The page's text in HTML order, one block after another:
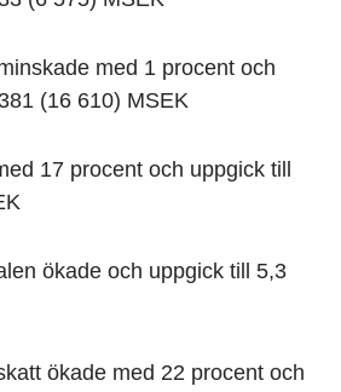
med 1 procent och
(16 610) MSEK
17 procent och uppgick till
ökade och uppgick till 5,3
ökade med 22 procent och